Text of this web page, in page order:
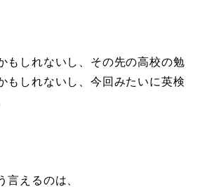
もしれないし、その先の高校の勉
もしれないし、今回みたいに英検
言えるのは、